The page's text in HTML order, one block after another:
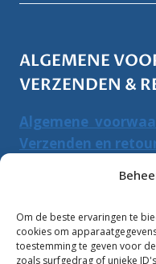
Om de beste ervaringen te
cookies om
toestemming te geven voor
zoals surfgedrag of unieke
ALGEMENE
VERZENDEN &
Algemene
Verzenden en
PRODUCTEN
Zoeken